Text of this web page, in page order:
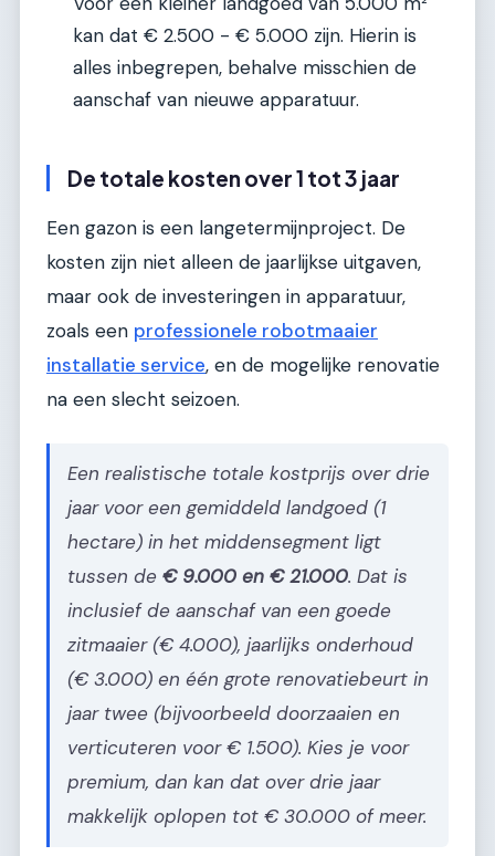
kan dat € 2.500 - € 5.000 zijn. Hierin is
alles inbegrepen, behalve misschien de
aanschaf van nieuwe apparatuur.
De totale kosten over 1 tot 3 jaar
Een gazon is een langetermijnproject. De
kosten zijn niet alleen de jaarlijkse uitgaven,
maar ook de investeringen in apparatuur,
zoals een professionele robotmaaier
installatie service, en de mogelijke renovatie
na een slecht seizoen.
Een realistische totale kostprijs over drie
jaar voor een gemiddeld landgoed (1
hectare) in het middensegment ligt
tussen de € 9.000 en € 21.000. Dat is
inclusief de aanschaf van een goede
zitmaaier (€ 4.000), jaarlijks onderhoud
(€ 3.000) en één grote renovatiebeurt in
jaar twee (bijvoorbeeld doorzaaien en
verticuteren voor € 1.500). Kies je voor
premium, dan kan dat over drie jaar
makkelijk oplopen tot € 30.000 of meer.